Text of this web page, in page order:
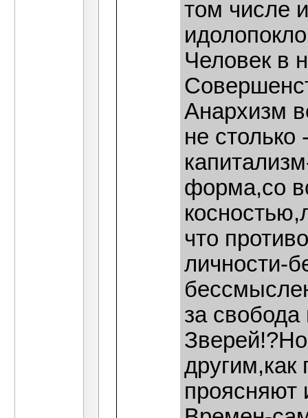
том числе
Человек в
Анархизм
не
форма,со
что
личности-
за свобода
другим,как
проясняют